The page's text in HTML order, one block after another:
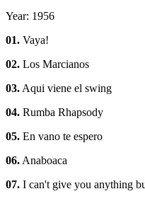
Year: 1956
01. Vaya!
02. Los Marcianos
03.Aqui viene el swing
04. Rumba Rhapsody
05. En vano te espero
06.Anaboaca
07. I can't give you anything